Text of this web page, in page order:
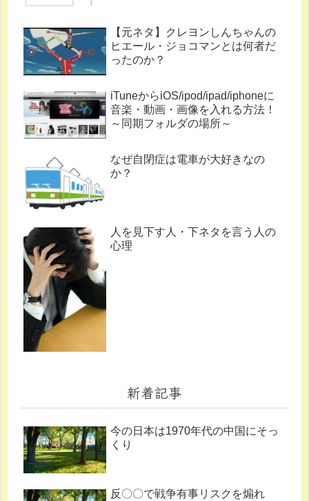
【元ネタ】クレヨンしんちゃんの
ヒエール・ジョコマンとは何者だ
ったのか？
iTuneからiOS/ipod/ipad/iphoneに
音楽・動画・画像を入れる方法！
～同期フォルダの場所～
なぜ自閉症は電車が大好きなの
か？
人を見下す人・下ネタを言う人の
心理
新着記事
今の日本は1970年代の中国にそっ
くり
反〇〇で戦争有事リスクを煽れ